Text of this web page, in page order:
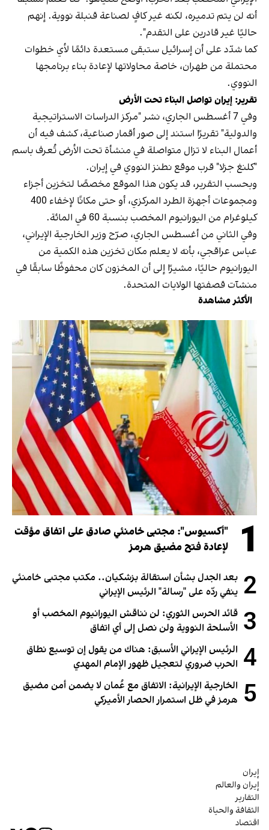
أنه لن يتم تدميره، لكنه غير كافٍ لصناعة قنبلة نووية. إنهم
حاليًا غير قادرين على التقدم".
كما شدّد على أن إسرائيل ستبقى مستعدة دائمًا لأي خطوات
محتملة من طهران، خاصة محاولاتها لإعادة بناء برنامجها
النووي.
تقرير: إيران تواصل البناء تحت الأرض
وفي 7 أغسطس الجاري، نشر "مركز الدراسات الاستراتيجية
والدولية" تقريرًا استند إلى صور أقمار صناعية، كشف فيه أن
أعمال البناء لا تزال متواصلة في منشأة تحت الأرض تُعرف باسم
"كلنغ جزلا" قرب موقع نطنز النووي في إيران.
وبحسب التقرير، قد يكون هذا الموقع مخصصًا لتخزين أجزاء
ومجموعات أجهزة الطرد المركزي، أو حتى مكانًا لإخفاء 400
كيلوغرام من اليورانيوم المخصب بنسبة 60 في المائة.
وفي الثاني من أغسطس الجاري، صرّح وزير الخارجية الإيراني،
عباس عراقجي، بأنه لا يعلم مكان تخزين هذه الكمية من
اليورانيوم حاليًا، مشيرًا إلى أن المخزون كان محفوظًا سابقًا في
منشآت قصفتها الولايات المتحدة.
الأكثر مشاهدة
1
"أكسيوس": مجتبى خامنئي صادق على اتفاق مؤقت
لإعادة فتح مضيق هرمز
2 بعد الجدل بشأن استقالة بزشكيان.. مكتب مجتبى خامنئي
ينفي ردّه على "رسالة" الرئيس الإيراني
3 قائد الحرس الثوري: لن نناقش اليورانيوم المخصب أو
الأسلحة النووية ولن نصل إلى أي اتفاق
4 الرئيس الإيراني الأسبق: هناك من يقول إن توسيع نطاق
الحرب ضروري لتعجيل ظهور الإمام المهدي
5 الخارجية الإيرانية: الاتفاق مع عُمان لا يضمن أمن مضيق
هرمز في ظل استمرار الحصار الأميركي
إيران
إيران والعالم
التقارير
الثقافة والحياة
اقتصاد